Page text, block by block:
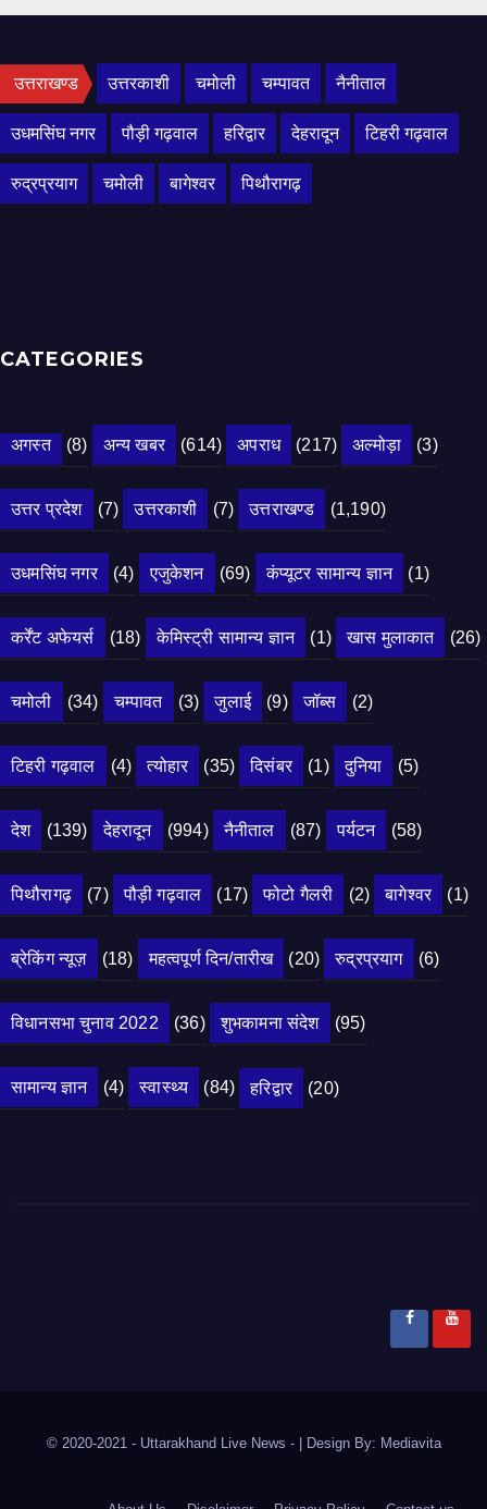
उत्तराखण्ड उत्तरकाशी चमोली चम्पावत नैनीताल
उधमसिंघ नगर पौड़ी गढ़वाल हरिद्वार देहरादून टिहरी गढ़वाल
रुद्रप्रयाग चमोली बागेश्वर पिथौरागढ़
CATEGORIES
अगस्त (8) अन्य खबर (614) अपराध (217) अल्मोड़ा (3)
उत्तर प्रदेश (7) उत्तरकाशी (7) उत्तराखण्ड (1,190)
उधमसिंघ नगर (4) एजुकेशन (69) कंप्यूटर सामान्य ज्ञान (1)
कर्रेंट अफेयर्स (18) केमिस्ट्री सामान्य ज्ञान (1) खास मुलाकात (26)
चमोली (34) चम्पावत (3) जुलाई (9) जॉब्स (2)
टिहरी गढ़वाल (4) त्योहार (35) दिसंबर (1) दुनिया (5)
देश (139) देहरादून (994) नैनीताल (87) पर्यटन (58)
पिथौरागढ़ (7) पौड़ी गढ़वाल (17) फोटो गैलरी (2) बागेश्वर (1)
ब्रेकिंग न्यूज़ (18) महत्वपूर्ण दिन/तारीख (20) रुद्रप्रयाग (6)
विधानसभा चुनाव 2022 (36) शुभकामना संदेश (95)
सामान्य ज्ञान (4) स्वास्थ्य (84) हरिद्वार (20)
© 2020-2021 - Uttarakhand Live News - Design By: Mediavita